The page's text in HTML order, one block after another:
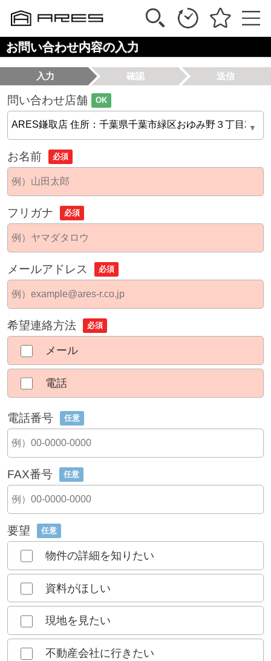
お問い合わせ内容の入力
入力 確認 送信
問い合わせ店舗 OK
お名前 必須
フリガナ 必須
メールアドレス 必須
希望連絡方法 必須
メール
電話
電話番号 任意
FAX番号 任意
要望 任意
物件の詳細を知りたい
資料がほしい
現地を見たい
不動産会社に行きたい